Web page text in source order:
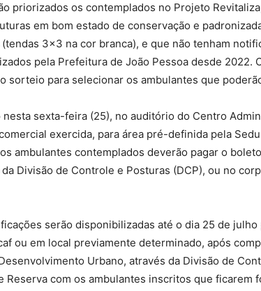
priorizados os contemplados no Projeto
em bom estado de conservação e
3×3 na cor branca), e que não tenham
pela Prefeitura de João Pessoa desde 2022.
sorteio para selecionar os ambulantes que
sexta-feira (25), no auditório do Centro
exercida, para área pré-definida pela
ambulantes contemplados deverão pagar o
Divisão de Controle e Posturas (DCP), ou no
serão disponibilizadas até o dia 25 de julho
ou em local previamente determinado, após
Urbano, através da Divisão de
Reserva com os ambulantes inscritos que ficarem